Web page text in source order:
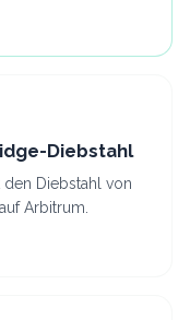
Diebstahl
Diebstahl von
Arbitrum.